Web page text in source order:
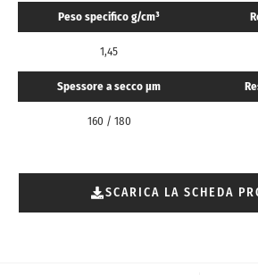
Peso specifico g/cm³
1,45
Spessore a secco μm
160 / 180
SCARICA LA SCHEDA